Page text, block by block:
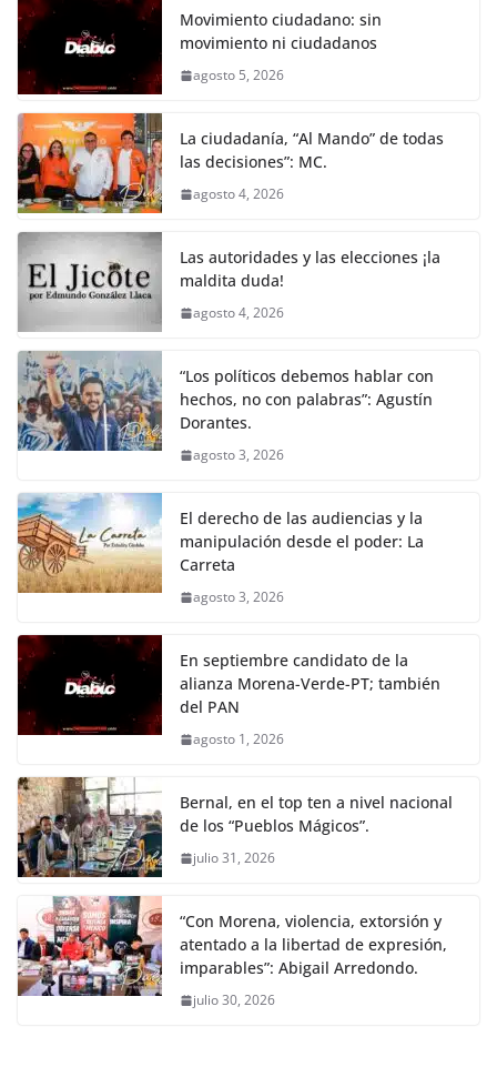
o
k
p er
Movimiento ciudadano: sin
movimiento ni ciudadanos
agosto 5, 2026
La ciudadanía, “Al Mando” de todas
las decisiones”: MC.
agosto 4, 2026
Las autoridades y las elecciones ¡la
maldita duda!
agosto 4, 2026
“Los políticos debemos hablar con
hechos, no con palabras”: Agustín
Dorantes.
agosto 3, 2026
El derecho de las audiencias y la
manipulación desde el poder: La
Carreta
agosto 3, 2026
En septiembre candidato de la
alianza Morena-Verde-PT; también
del PAN
agosto 1, 2026
Bernal, en el top ten a nivel nacional
de los “Pueblos Mágicos”.
julio 31, 2026
“Con Morena, violencia, extorsión y
atentado a la libertad de expresión,
imparables”: Abigail Arredondo.
julio 30, 2026